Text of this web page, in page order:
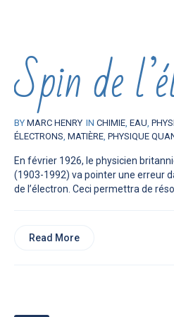
Spin de
BY MARC HENRY IN CHIMIE EAU
ÉLECTRONS MATIÈRE PHYSIQUE
En février 1926, le physicien
(1903-1992) va pointer une erreur
de l’électron. Ceci permettra de
Read More